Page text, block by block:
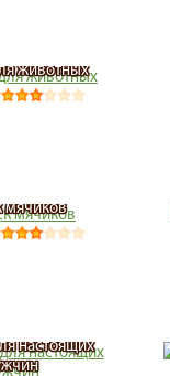
животных
мячиков
настоящих